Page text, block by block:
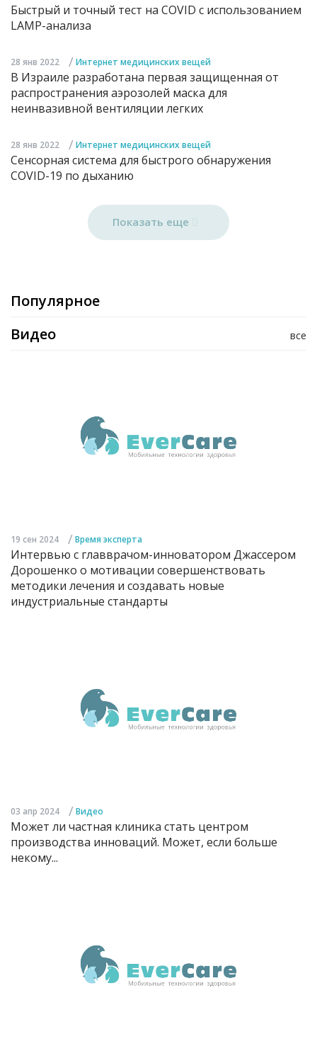
Быстрый и точный тест на COVID с использованием
LAMP-анализа
28 янв 2022 / Интернет медицинских вещей
В Израиле разработана первая защищенная от
распространения аэрозолей маска для
неинвазивной вентиляции легких
28 янв 2022 / Интернет медицинских вещей
Сенсорная система для быстрого обнаружения
COVID-19 по дыханию
Показать еще
Популярное
все
Видео
19 сен 2024 / Время эксперта
Интервью с главврачом-инноватором Джассером
Дорошенко о мотивации совершенствовать
методики лечения и создавать новые
индустриальные стандарты
03 апр 2024 / Видео
Может ли частная клиника стать центром
производства инноваций. Может, если больше
некому...